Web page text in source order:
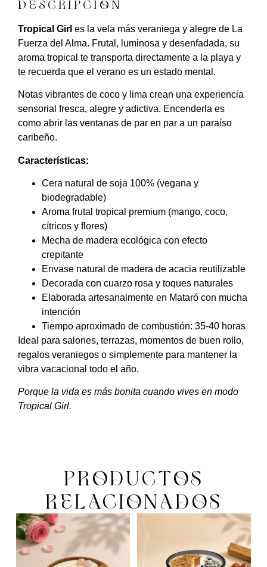
DESCRIPCIÓN
Tropical Girl es la vela más veraniega y alegre de La
Fuerza del Alma. Frutal, luminosa y desenfadada, su
aroma tropical te transporta directamente a la playa y
te recuerda que el verano es un estado mental.
Notas vibrantes de coco y lima crean una experiencia
sensorial fresca, alegre y adictiva. Encenderla es
como abrir las ventanas de par en par a un paraíso
caribeño.
Características:
Cera natural de soja 100% (vegana y
biodegradable)
Aroma frutal tropical premium (mango, coco,
cítricos y flores)
Mecha de madera ecológica con efecto
crepitante
Envase natural de madera de acacia reutilizable
Decorada con cuarzo rosa y toques naturales
Elaborada artesanalmente en Mataró con mucha
intención
Tiempo aproximado de combustión: 35-40 horas
Ideal para salones, terrazas, momentos de buen rollo,
regalos veraniegos o simplemente para mantener la
vibra vacacional todo el año.
Porque la vida es más bonita cuando vives en modo
Tropical Girl.
PRODUCTOS
RELACIONADOS